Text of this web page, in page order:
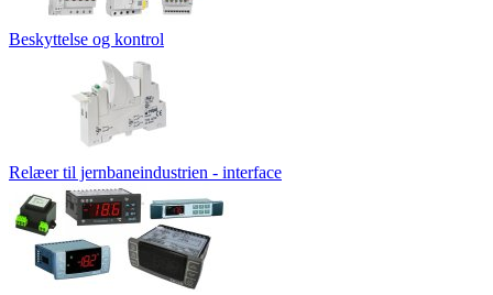
Beskyttelse og kontrol
Relæer til jernbaneindustrien - interface